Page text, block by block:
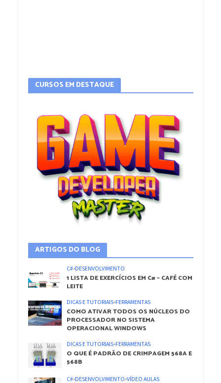
CURSOS EM DESTAQUE
ARTIGOS DO BLOG
C#•DESENVOLVIMENTO
1 LISTA DE EXERCÍCIOS EM C# – CAFÉ COM
LEITE
DICAS E TUTORIAIS•FERRAMENTAS
COMO ATIVAR TODOS OS NÚCLEOS DO
PROCESSADOR NO SISTEMA
OPERACIONAL WINDOWS
DICAS E TUTORIAIS•FERRAMENTAS
O QUE É PADRÃO DE CRIMPAGEM 568A E
568B
C#•DESENVOLVIMENTO•VÍDEO AULAS